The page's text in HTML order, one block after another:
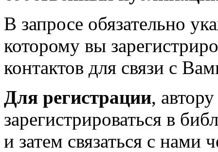
В запросе обязательно
которому вы
контактов для связи с
Для регистрации,
зарегистрироваться в
и затем связаться с нами